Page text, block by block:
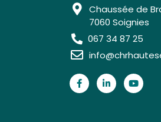
Chaussée de
7060 Soignies
067 34 87 25